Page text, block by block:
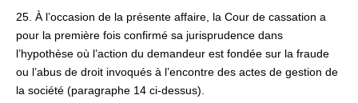
25. À l’occasion de la présente affaire, la Cour de cassation a
pour la première fois confirmé sa jurisprudence dans
l’hypothèse où l’action du demandeur est fondée sur la fraude
ou l’abus de droit invoqués à l’encontre des actes de gestion de
la société (paragraphe 14 ci-dessus).